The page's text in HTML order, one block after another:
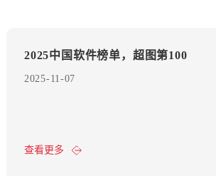
2025中国软件榜单，超图第100
2025-11-07
查看更多